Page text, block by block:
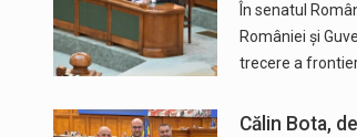
În senatul
României şi
trecere a
Călin Bota,